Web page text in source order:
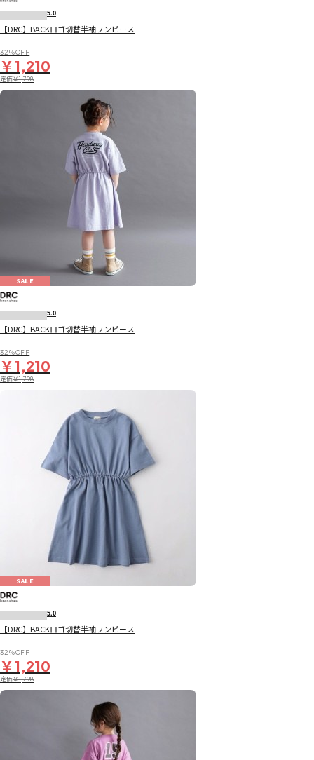
5.0
【DRC】BACKロゴ切替半袖ワンピース
32％OFF
￥1,210
定価￥1,798
SALE
5.0
【DRC】BACKロゴ切替半袖ワンピース
32％OFF
￥1,210
定価￥1,798
SALE
5.0
【DRC】BACKロゴ切替半袖ワンピース
32％OFF
￥1,210
定価￥1,798